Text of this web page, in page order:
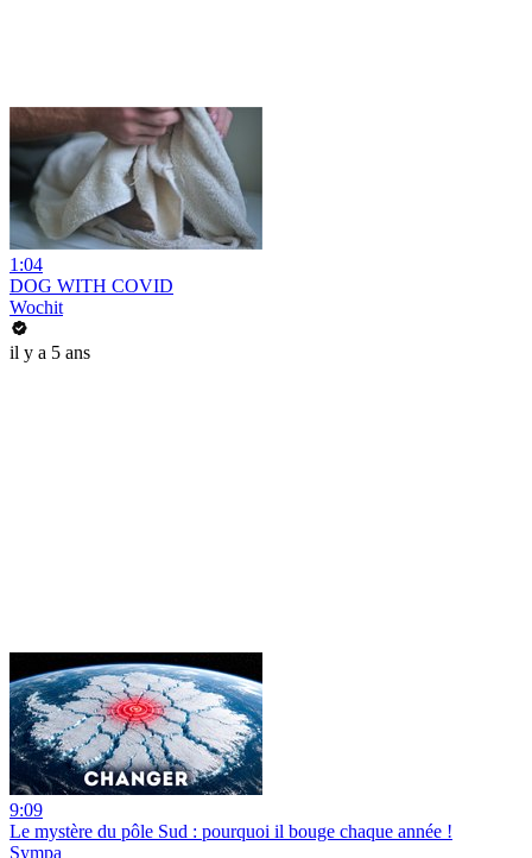
1:04
DOG WITH COVID
Wochit
il y a 5 ans
9:09
Le mystère du pôle Sud : pourquoi il bouge chaque année !
Sympa